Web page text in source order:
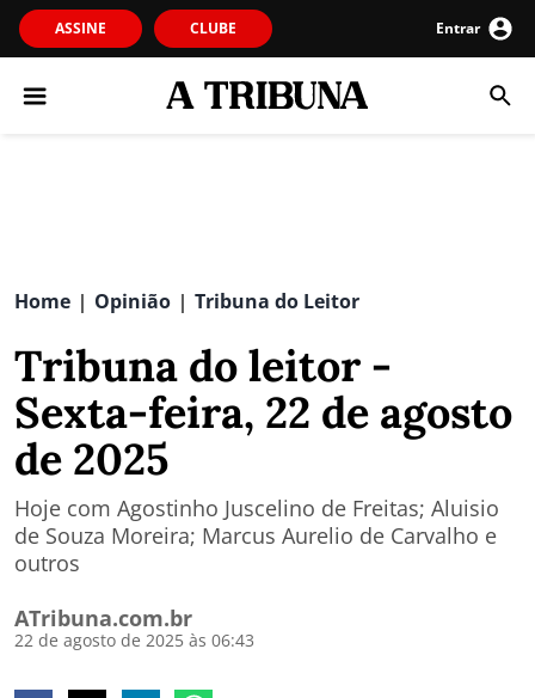
ASSINE CLUBE Entrar
Home | Opinião | Tribuna do Leitor
Tribuna do leitor -
Sexta-feira, 22 de agosto
de 2025
Hoje com Agostinho Juscelino de Freitas; Aluisio
de Souza Moreira; Marcus Aurelio de Carvalho e
outros
ATribuna.com.br
22 de agosto de 2025 às 06:43